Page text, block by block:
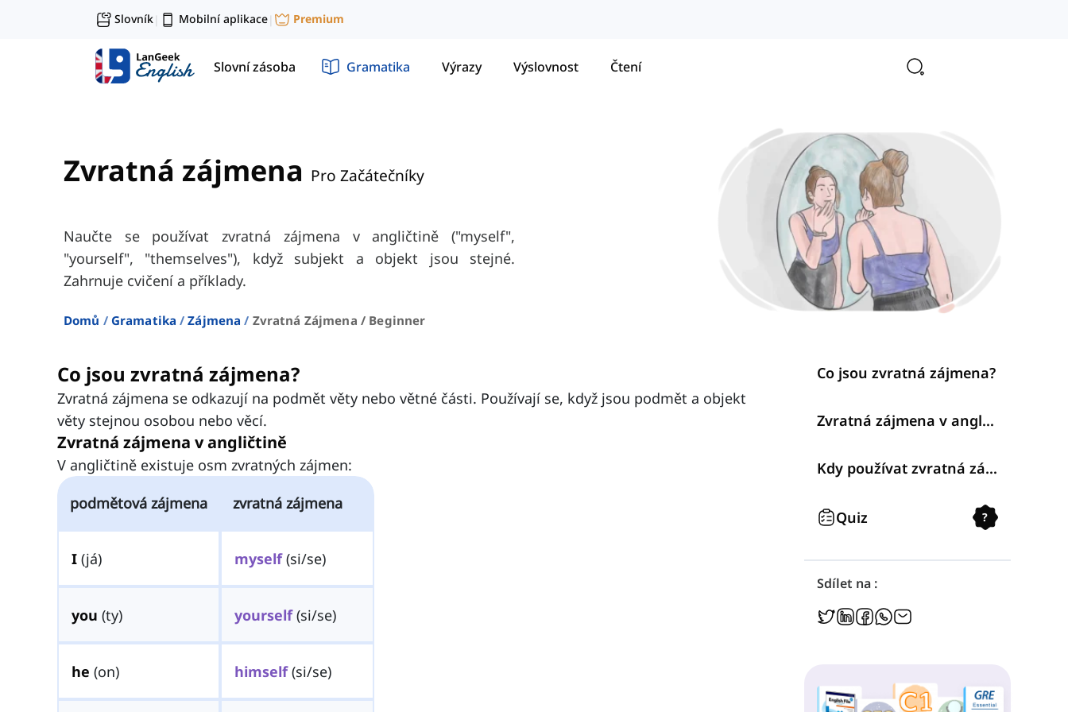
Slovník| Mobilní aplikace| Premium
Slovní zásoba Gramatika Výrazy Výslovnost Čtení
Zvratná zájmena Pro Začátečníky
Naučte se používat zvratná zájmena v angličtině ("myself",
"yourself", "themselves"), když subjekt a objekt jsou stejné.
Zahrnuje cvičení a příklady.
Domů Gramatika Zájmena Zvratná Zájmena / Beginner
Co jsou zvratná zájmena?
Zvratná zájmena se odkazují na podmět věty nebo větné části. Používají se, když jsou podmět a objekt
věty stejnou osobou nebo věcí.
Zvratná zájmena v angličtině
V angličtině existuje osm zvratných zájmen:
podmětová zájmena
zvratná zájmena
I(já) myself(si/se)
you (ty) yourself(si/se)
he (on) himself(si/se)
Co jsou zvratná zájmena?
Zvratná zájmena v angličtině
Kdy používat zvratná zájmena
Quiz ?
Sdílet na :